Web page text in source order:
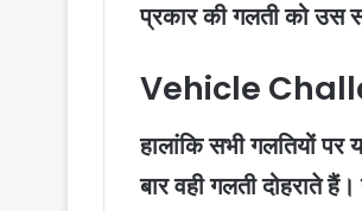
प्रकार की गलती को उस
Vehicle
हालांकि सभी गलतियों
बार वही गलती दोहराते